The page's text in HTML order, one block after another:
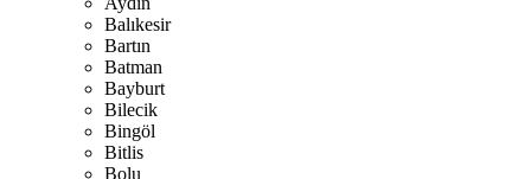
Balıkesir
Bartın
Batman
Bayburt
Bilecik
Bingöl
Bitlis
Bolu